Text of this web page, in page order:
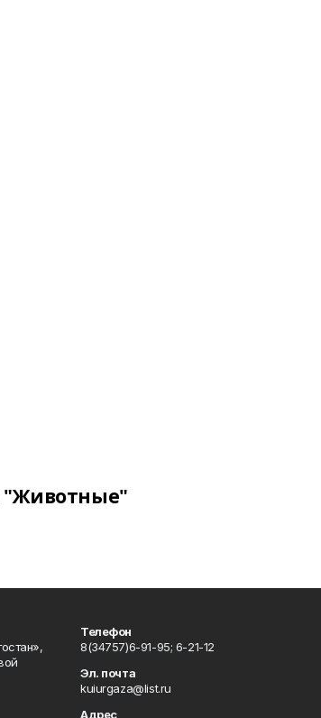
"Животные"
Телефон
8(34757)6-91-95; 6-21-12
Эл. почта
kuiurgaza@list.ru
Адрес